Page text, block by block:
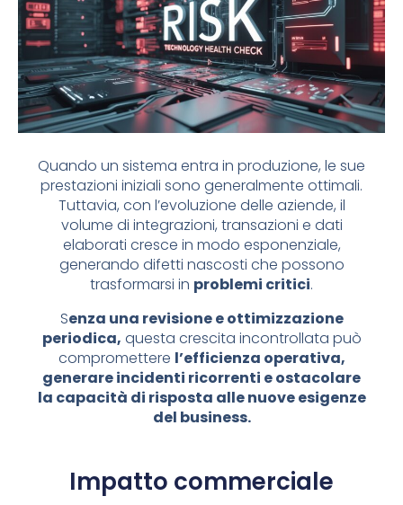
Quando un sistema entra in produzione, le sue
prestazioni iniziali sono generalmente ottimali.
Tuttavia, con l’evoluzione delle aziende, il
volume di integrazioni, transazioni e dati
elaborati cresce in modo esponenziale,
generando difetti nascosti che possono
trasformarsi in problemi critici.
Senza una revisione e ottimizzazione
periodica, questa crescita incontrollata può
compromettere l’efficienza operativa,
generare incidenti ricorrenti e ostacolare
la capacità di risposta alle nuove esigenze
del business.
Impatto commerciale